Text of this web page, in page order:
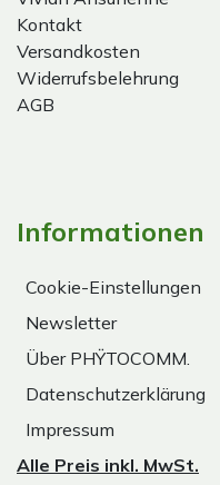
Kontakt
Versandkosten
Widerrufsbelehrung
AGB
Informationen
Cookie-Einstellungen
Newsletter
Über PHŸTOCOMM.
Datenschutzerklärung
Impressum
Alle Preis inkl. MwSt.